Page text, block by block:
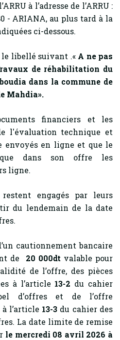
à l’adresse de l’ARRU :
- ARIANA, au plus tard à la
ci-dessous.
le libellé suivant .« A ne pas
de réhabilitation du
dans la commune de
Mahdia».
financiers et les
l'évaluation technique et
envoyés en ligne et que le
dans son offre les
ligne.
restent engagés par leurs
du lendemain de la date
cautionnement bancaire
de
20 000dt valable pour
de l’offre, des pièces
à l’article 13-2 du cahier
d’offres et de l’offre
l’article 13-3 du cahier des
La date limite de remise
le mercredi 08 avril 2026 à